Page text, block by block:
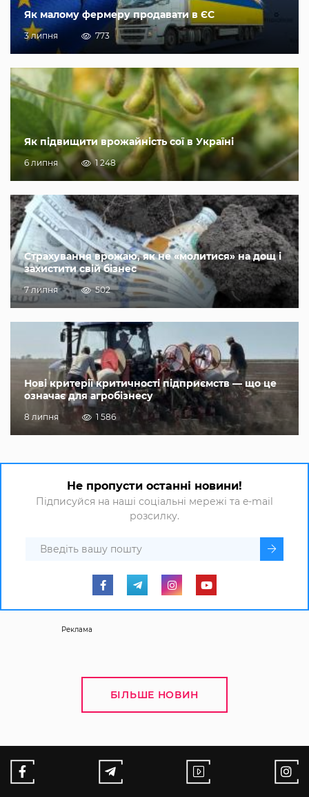
Як малому фермеру продавати в ЄС
3 липня 773
Як підвищити врожайність сої в Україні
6 липня 1 248
Страхування врожаю, як не «молитися» на дощ і
захистити свій бізнес
7 липня 502
Нові критерії критичності підприємств — що це
означає для агробізнесу
8 липня 1 586
Не пропусти останні новини!
Підписуйся на наші соціальні мережі та e-mail
розсилку.
Реклама
БІЛЬШЕ НОВИН